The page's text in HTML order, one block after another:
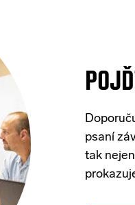
psaní
tak nejen